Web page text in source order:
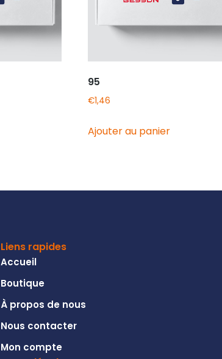
95
€1,46
Ajouter au panier
Liens rapides
Accueil
Boutique
À propos de nous
Nous contacter
Mon compte